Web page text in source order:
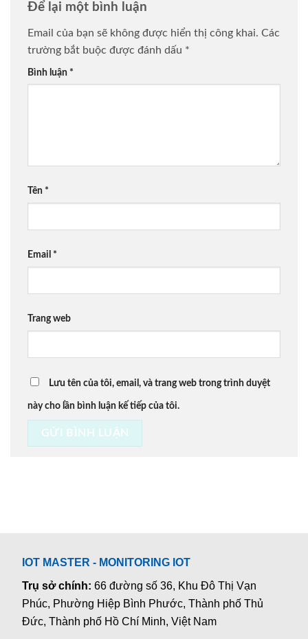
Để lại một bình luận
Email của bạn sẽ không được hiển thị công khai. Các
trường bắt buộc được đánh dấu *
Bình luận *
Tên *
Email *
Trang web
Lưu tên của tôi, email, và trang web trong trình duyệt
này cho lần bình luận kế tiếp của tôi.
IOT MASTER - MONITORING IOT
Trụ sở chính:66 đường số 36, Khu Đô Thị Vạn
Phúc, Phường Hiệp Bình Phước, Thành phố Thủ
Đức, Thành phố Hồ Chí Minh, Việt Nam